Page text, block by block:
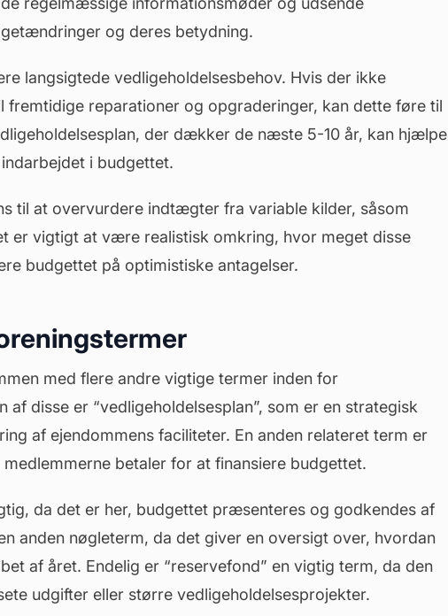
og deres betydning.
langsigtede vedligeholdelsesbehov. Hvis der ikke
reparationer og opgraderinger, kan dette føre til
, der dækker de næste 5-10 år, kan hjælpe
i budgettet.
til at overvurdere indtægter fra variable kilder, såsom
er vigtigt at være realistisk omkring, hvor meget disse
budgettet på optimistiske antagelser.
med flere andre vigtige termer inden for
af disse er “vedligeholdelsesplan”, som er en strategisk
af ejendommens faciliteter. En anden relateret term er
betaler for at finansiere budgettet.
da det er her, budgettet præsenteres og godkendes af
anden nøgleterm, da det giver en oversigt over, hvordan
af året. Endelig er “reservefond” en vigtig term, da den
udgifter eller større vedligeholdelsesprojekter.